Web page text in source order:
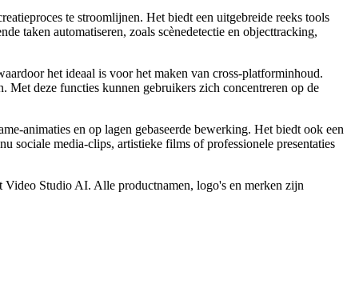
te stroomlijnen. Het biedt een uitgebreide reeks tools
taken automatiseren, zoals scènedetectie en objecttracking,
het ideaal is voor het maken van cross-platforminhoud.
deze functies kunnen gebruikers zich concentreren op de
animaties en op lagen gebaseerde bewerking. Het biedt ook een
sociale media-clips, artistieke films of professionele presentaties
Video Studio AI. Alle productnamen, logo's en merken zijn